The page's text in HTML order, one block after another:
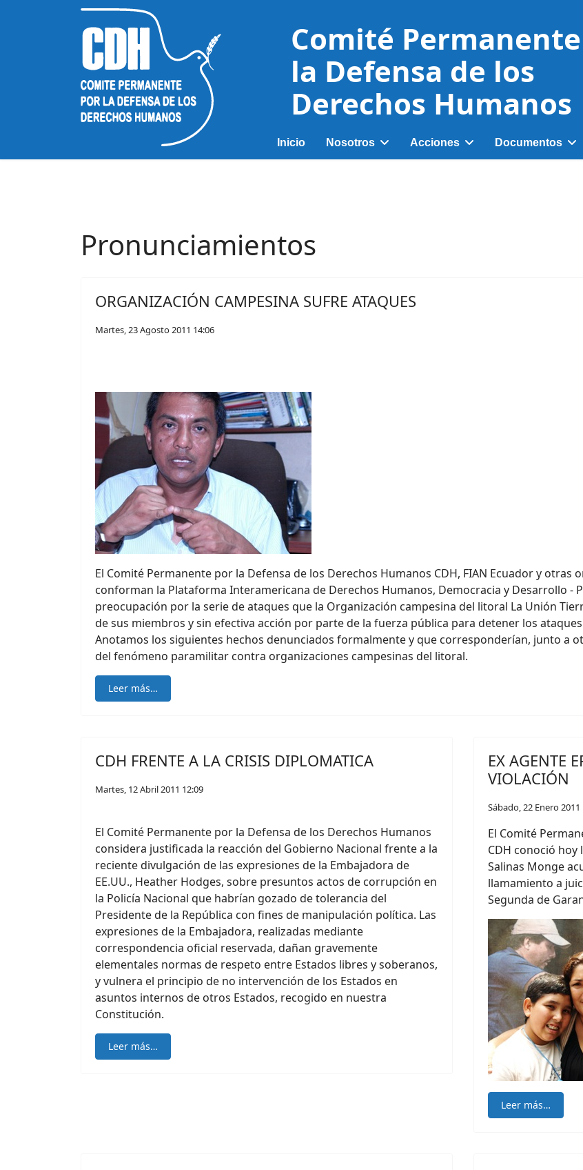
Comité
la Defensa de los
Derechos Humanos
Inicio Nosotros Acciones Documentos
Pronunciamientos
ORGANIZACIÓN CAMPESINA SUFRE ATAQUES
Martes, 23 Agosto 2011 14:06
El Comité Permanente por la Defensa de los Derechos Humanos CDH, FIAN Ecuador y
conforman la Plataforma Interamericana de Derechos Humanos, Democracia y Desarrollo -
preocupación por la serie de ataques que la Organización campesina del litoral La Unión
de sus miembros y sin efectiva acción por parte de la fuerza pública para detener los
Anotamos los siguientes hechos denunciados formalmente y que corresponderían, junto a
del fenómeno paramilitar contra organizaciones campesinas del litoral.
Leer más…
CDH FRENTE A LA CRISIS DIPLOMATICA
Martes, 12 Abril 2011 12:09
El Comité Permanente por la Defensa de los Derechos Humanos
considera justificada la reacción del Gobierno Nacional frente a la
reciente divulgación de las expresiones de la Embajadora de
EE.UU., Heather Hodges, sobre presuntos actos de corrupción en
la Policía Nacional que habrían gozado de tolerancia del
Presidente de la República con fines de manipulación política. Las
expresiones de la Embajadora, realizadas mediante
correspondencia oficial reservada, dañan gravemente
elementales normas de respeto entre Estados libres y soberanos,
y vulnera el principio de no intervención de los Estados en
asuntos internos de otros Estados, recogido en nuestra
Constitución.
Leer más…
EX AGENTE
VIOLACIÓN
Sábado, 22 Enero 2011
El Comité
CDH conoció
Salinas Monge
llamamiento a
Segunda de
Leer más…